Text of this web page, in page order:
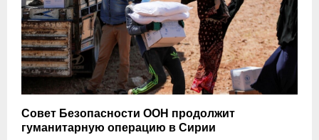
Совет Безопасности ООН продолжит
гуманитарную операцию в Сирии